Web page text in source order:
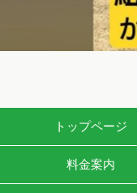
トップページ
料金案内